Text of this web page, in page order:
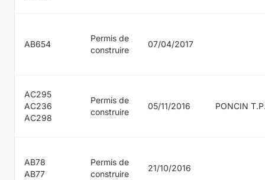
AB654
Permis de
construire
07/04/2017
AC295
AC236
AC298
Permis de
construire
05/11/2016 PONCIN
AB78
AB77
Permis de
construire
21/10/2016